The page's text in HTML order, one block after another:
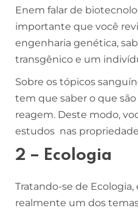
Enem falar de
importante que você
engenharia genética,
transgênico e um
Sobre os tópicos
tem que saber o que
reagem. Deste modo,
estudos nas
2 – Ecologia
Tratando-se de Ecologia,
realmente um dos